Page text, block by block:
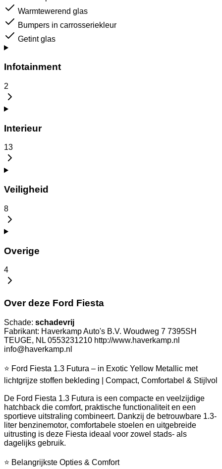
Warmtewerend glas
Bumpers in carrosseriekleur
Getint glas
Infotainment
2
Interieur
13
Veiligheid
8
Overige
4
Over deze Ford Fiesta
Schade: schadevrij
Fabrikant: Haverkamp Auto's B.V. Woudweg 7 7395SH
TEUGE, NL 0553231210 http://www.haverkamp.nl
info@haverkamp.nl
⭐ Ford Fiesta 1.3 Futura – in Exotic Yellow Metallic met
lichtgrijze stoffen bekleding | Compact, Comfortabel & Stijlvol
De Ford Fiesta 1.3 Futura is een compacte en veelzijdige
hatchback die comfort, praktische functionaliteit en een
sportieve uitstraling combineert. Dankzij de betrouwbare 1.3-
liter benzinemotor, comfortabele stoelen en uitgebreide
uitrusting is deze Fiesta ideaal voor zowel stads- als
dagelijks gebruik.
⭐ Belangrijkste Opties & Comfort